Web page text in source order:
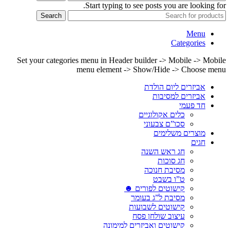
Start typing to see posts you are looking for.
Search
Menu
Categories
Set your categories menu in Header builder -> Mobile -> Mobile
menu element -> Show/Hide -> Choose menu
אביזרים ליום הולדת
אביזרים למסיבות
חד פעמי
כלים אקולוגיים
סכו”ם צבעוני
מוצרים משלימים
חגים
חג ראש השנה
חג סוכות
מסיבת חנוכה
ט”ו בשבט
קישוטים לפורים ☻
מסיבת ל”ג בעומר
קישוטים לשבועות
עיצוב שולחן פסח
קישוטים ואביזרים למימונה